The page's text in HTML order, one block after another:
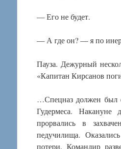
— Его не будет.
— А где он? — я по
Пауза. Дежурный
«Капитан Кирсанов
…Спецназ должен был
Гудермеса. Накануне
прорвались в
педучилища.
потери. Командир